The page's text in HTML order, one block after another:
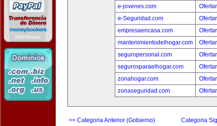
e-jovenes.com
e-Seguridad.com
empresaencasa.com
mantenimientodelhogar.com
seguropersonal.com
segurosparaelhogar.com
zonahogar.com
zonaseguridad.com
<< Categoria Anterior (Gobierno) Categoria